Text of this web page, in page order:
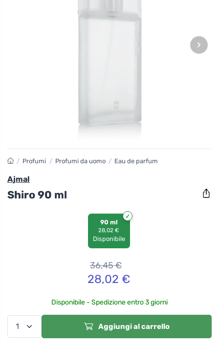
›
/ Profumi / Profumi da uomo / Eau de parfum
Ajmal
Shiro 90 ml
90 ml
28,02 €
Disponibile
36,45€
28,02 €
Disponibile - Spedizione entro 3 giorni
Aggiungi al carrello